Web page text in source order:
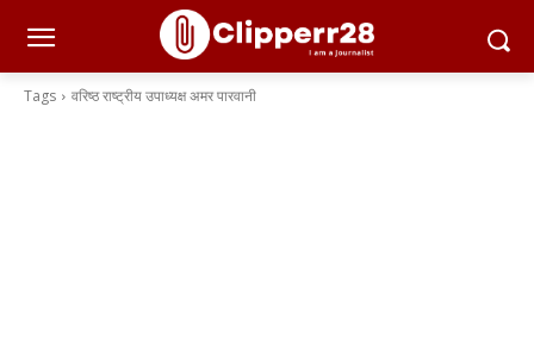
Tags वरिष्ठ राष्ट्रीय उपाध्यक्ष अमर पारवानी